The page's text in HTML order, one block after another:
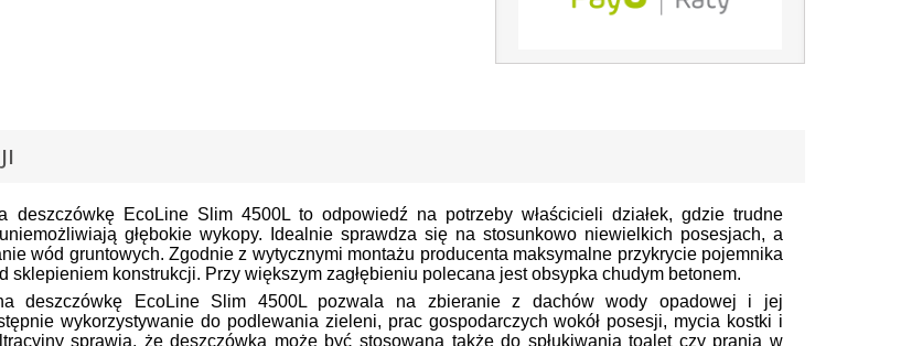
deszczówkę EcoLine Slim 4500L to odpowiedź na potrzeby właścicieli działek, gdzie trudne
głębokie wykopy. Idealnie sprawdza się na stosunkowo niewielkich posesjach, a
wód gruntowych. Zgodnie z wytycznymi montażu producenta maksymalne przykrycie pojemnika
sklepieniem konstrukcji. Przy większym zagłębieniu polecana jest obsypka chudym betonem.
deszczówkę EcoLine Slim 4500L pozwala na zbieranie z dachów wody opadowej i jej
wykorzystywanie do podlewania zieleni, prac gospodarczych wokół posesji, mycia kostki i
sprawia, że deszczówka może być stosowana także do spłukiwania toalet czy prania w